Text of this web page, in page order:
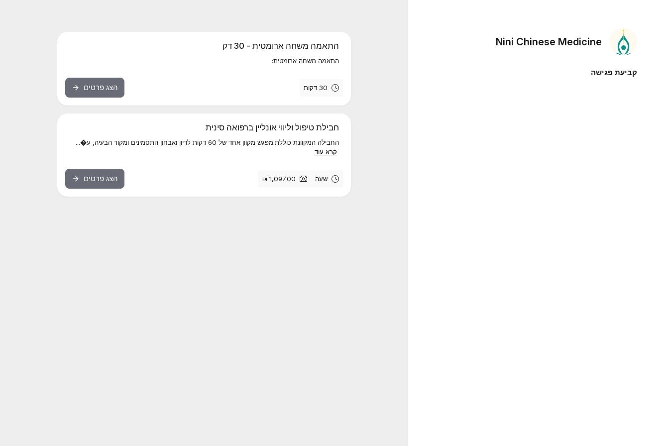
Nini Chinese Medicine
קביעת פגישה
התאמה משחה ארומטית - 30 דק
התאמה משחה ארומטית:
30 דקות הצג פרטים
חבילת טיפול וליווי אונליין ברפואה סינית
החבילה המקוונת כוללת:מפגש מקוון אחד של 60 דקות לדיון ואבחון התסמינים ומקור הבעיה, ע�...
קרא עוד
שעה הצג פרטים